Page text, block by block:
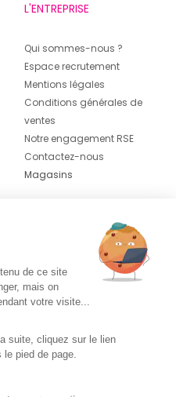
L'ENTREPRISE
Qui sommes-nous ?
Espace recrutement
Mentions légales
Conditions générales de
ventes
Notre engagement RSE
Contactez-nous
Magasins
de ce site
mais on
votre visite...
suite, cliquez sur le lien
pied de page.